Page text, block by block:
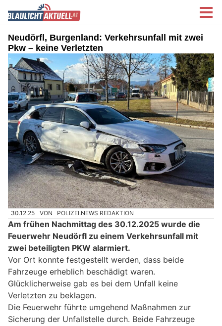
Neudörfl, Burgenland: Verkehrsunfall mit zwei
Pkw – keine Verletzten
30.12.25 VON POLIZEI.NEWS REDAKTION
Am frühen Nachmittag des 30.12.2025 wurde die
Feuerwehr Neudörfl zu einem Verkehrsunfall mit
zwei beteiligten PKW alarmiert.
Vor Ort konnte festgestellt werden, dass beide
Fahrzeuge erheblich beschädigt waren.
Glücklicherweise gab es bei dem Unfall keine
Verletzten zu beklagen.
Die Feuerwehr führte umgehend Maßnahmen zur
Sicherung der Unfallstelle durch. Beide Fahrzeuge